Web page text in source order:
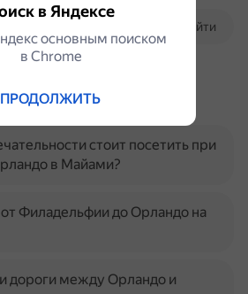
Войти
стоит посетить при
в Майами?
Филадельфии до Орландо на
дороги между Орландо и
в Яндексе
основным поиском
в Сhrome
ПРОДОЛЖИТЬ